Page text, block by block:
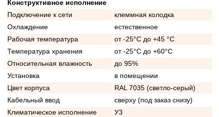
Конструктивное исполнение
Подключение к сети
клеммная колодка
Охлаждение
естественное
Рабочая температура
от -25°C до +45 °C
Температура хранения
от -25°C до +60°C
Относительная влажность
до 95%
Установка
в помещении
Цвет корпуса
RAL 7035 (светло-серый)
Кабельный ввод
сверху (под заказ снизу)
Климатическое исполнение
У3